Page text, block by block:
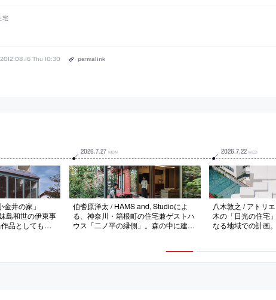
宅
2012.08.16 Thu 10:30 permalink
井の家」
島和世の伊東事
品としても知
2026.7.27 MON
伯耆原洋太 / HAMS and, Studioによ
る、神奈川・箱根町の住宅兼ゲストハ
ウス「二ノ平の縁側」。森の中に建つ
を繋ぐと共に回遊を促す“円環状の縁
側”を新設する計画を考案。床を土間
2026.7.22 WED
八木敦之 / アトリ
木の「日光の住宅
なる地域での計画
一部である岩場の
築を考案。渦巻状